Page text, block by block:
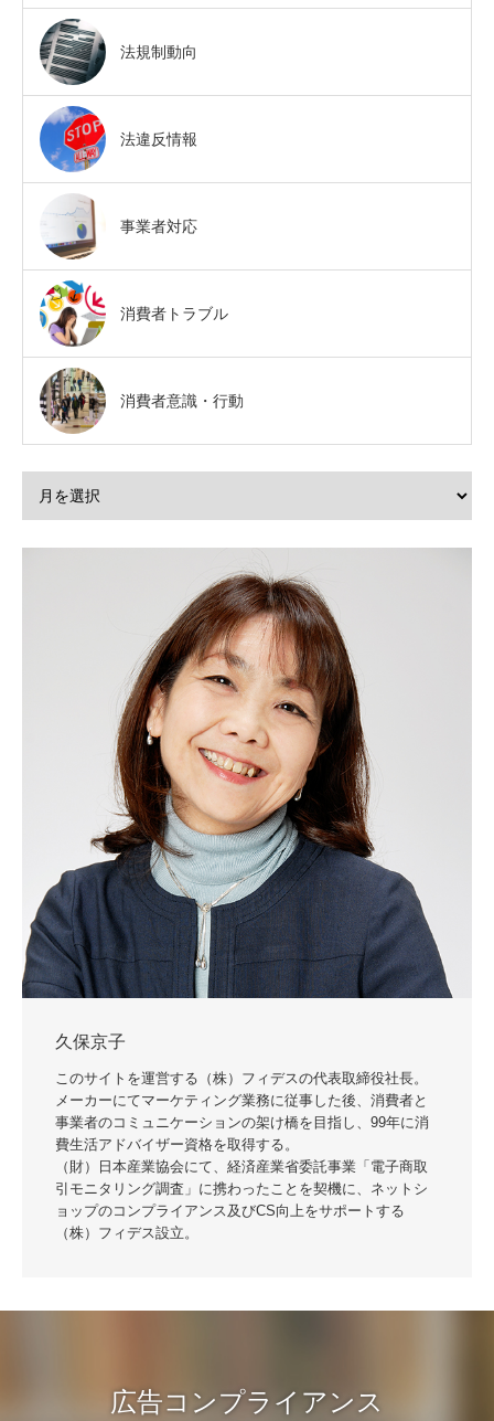
法規制動向
法違反情報
事業者対応
消費者トラブル
消費者意識・行動
久保京子
このサイトを運営する（株）フィデスの代表取締役社長。
メーカーにてマーケティング業務に従事した後、消費者と
事業者のコミュニケーションの架け橋を目指し、99年に消
費生活アドバイザー資格を取得する。
（財）日本産業協会にて、経済産業省委託事業「電子商取
引モニタリング調査」に携わったことを契機に、ネットシ
ョップのコンプライアンス及びCS向上をサポートする
（株）フィデス設立。
広告コンプライアンス